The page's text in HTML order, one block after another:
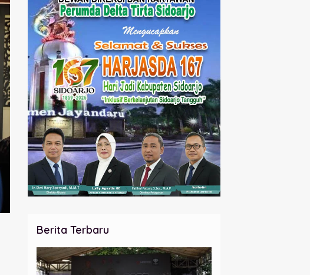
Berita Terbaru